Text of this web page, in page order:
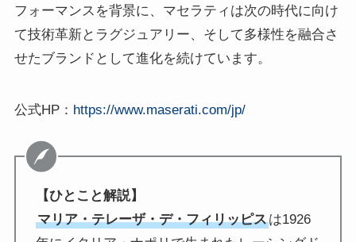
フォーマンスを背景に、マセラティは次の時代に向け
て技術革新とラグジュアリー、そして多様性を融合さ
せたブランドとして進化を続けています。
公式HP： https://www.maserati.com/jp/
【ひとこと解説】
マリア・テレーザ・デ・フィリッピスは1926